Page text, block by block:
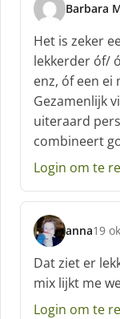
Barbara
s
c
h
r
e
e
f
Het is zeker
lekkerder óf/
enz, óf een ei
Gezamenlijk
uiteraard
combineert
Login om te
anna
s
c
h
r
e
19
Dat ziet er
mix lijkt me
Login om te